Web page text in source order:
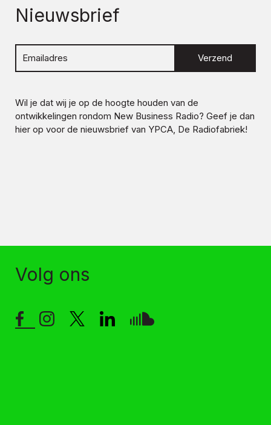
Nieuwsbrief
Verzend
Wil je dat wij je op de hoogte houden van de
ontwikkelingen rondom New Business Radio? Geef je dan
hier op voor de nieuwsbrief van YPCA, De Radiofabriek!
Volg ons